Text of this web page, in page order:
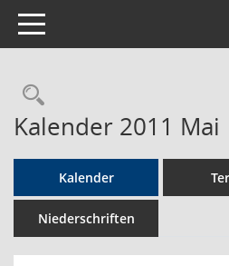
Toggle navigation
Rechercheauswahl
Kalender 2011 Mai
Kalender
Niederschriften